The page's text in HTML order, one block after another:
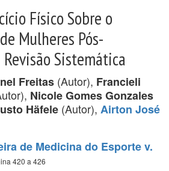
Físico Sobre o
Mulheres Pós-
Sistemática
Freitas (Autor), Francieli
Nicole Gomes Gonzales
Häfele (Autor), Airton José
de Medicina do Esporte v.
420 a 426